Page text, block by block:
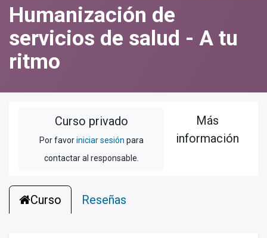
Humanización de
servicios de salud - A tu
ritmo
Curso privado
Por favoriniciar sesión para
contactar al responsable.
Más
información
Curso Reseñas